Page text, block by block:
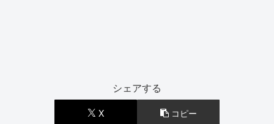
シェアする
X コピー